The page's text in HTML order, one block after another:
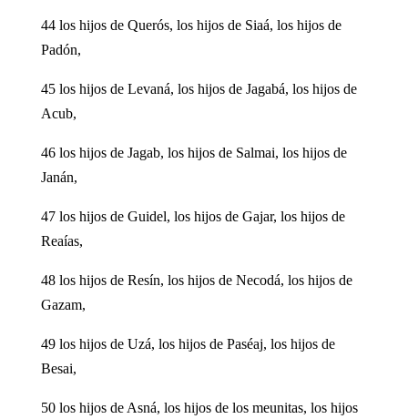
44 los hijos de Querós, los hijos de Siaá, los hijos de
Padón,
45 los hijos de Levaná, los hijos de Jagabá, los hijos de
Acub,
46 los hijos de Jagab, los hijos de Salmai, los hijos de
Janán,
47 los hijos de Guidel, los hijos de Gajar, los hijos de
Reaías,
48 los hijos de Resín, los hijos de Necodá, los hijos de
Gazam,
49 los hijos de Uzá, los hijos de Paséaj, los hijos de
Besai,
50 los hijos de Asná, los hijos de los meunitas, los hijos